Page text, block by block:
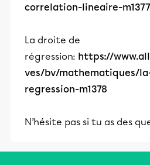
correlation-lineaire-m1377
La droite de
régression: https://
ves/bv/mathematiques/
regression-m1378
N’hésite pas si tu as des